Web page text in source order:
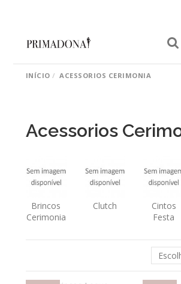
INÍCIO ACESSORIOS CERIMONIA
Acessorios
Brincos
Cerimonia
Clutch
Cintos
Festa